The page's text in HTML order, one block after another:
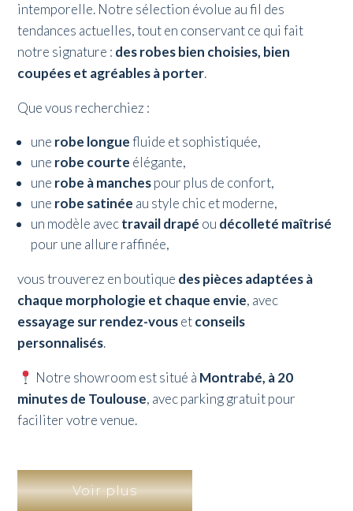
intemporelle. Notre sélection évolue au fil des
tendances actuelles, tout en conservant ce qui fait
notre signature : des robes bien choisies, bien
coupées et agréables à porter.
Que vous recherchiez :
une robe longuefluide et sophistiquée,
une robe courte élégante,
une robe à manchespour plus de confort,
une robe satinée au style chic et moderne,
un modèle avectravail drapé ou décolleté maîtrisé
pour une allure raffinée,
vous trouverez en boutique des pièces adaptées à
chaque morphologie et chaque envie, avec
essayage sur rendez-vousetconseils
personnalisés.
Notre showroom est situé à Montrabé, à 20
minutes de Toulouse, avec parking gratuit pour
faciliter votre venue.
Voir plus